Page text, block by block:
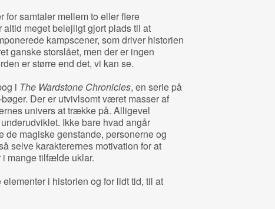
for samtaler mellem to eller flere
altid meget belejligt gjort plads til at
kampscener, som driver historien
ganske storslået, men der er ingen
er større end det, vi kan se.
i The Wardstone Chronicles, en serie på
Der er utvivlsomt været masser af
univers at trække på. Alligevel
Ikke bare hvad angår
magiske genstande, personerne og
selve karakterernes motivation for at
i mange tilfælde uklar.
i historien og for lidt tid, til at